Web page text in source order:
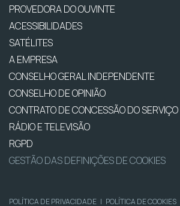
PROVEDORA DO OUVINTE
ACESSIBILIDADES
SATÉLITES
A EMPRESA
CONSELHO GERAL INDEPENDENTE
CONSELHO DE OPINIÃO
CONTRATO DE CONCESSÃO DO
RÁDIO E TELEVISÃO
RGPD
GESTÃO DAS DEFINIÇÕES DE COOKIES
POLÍTICA DE PRIVACIDADE | POLÍTICA DE COOKIES